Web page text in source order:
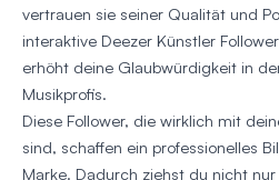
vertrauen sie seiner Qualität und
interaktive Deezer Künstler
erhöht deine Glaubwürdigkeit in
Musikprofis.
Diese Follower, die wirklich mit
sind, schaffen ein professionelles
Marke. Dadurch ziehst du nicht